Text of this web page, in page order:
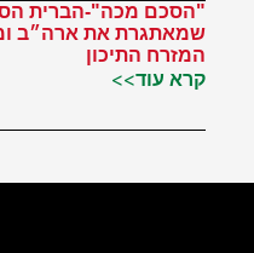
"הסכם מכה"-הברית
שמאתגרת את ארה״ב
המזרח התיכון
קרא עוד>>